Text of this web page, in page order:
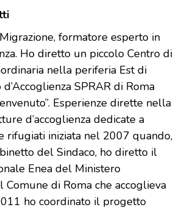
formatore esperto in
Ho diretto un piccolo Centro di
nella periferia Est di
SPRAR di Roma
Esperienze dirette nella
d’accoglienza dedicate a
rifugiati iniziata nel 2007 quando,
del Sindaco, ho diretto il
Enea del Ministero
Comune di Roma che accoglieva
ho coordinato il progetto